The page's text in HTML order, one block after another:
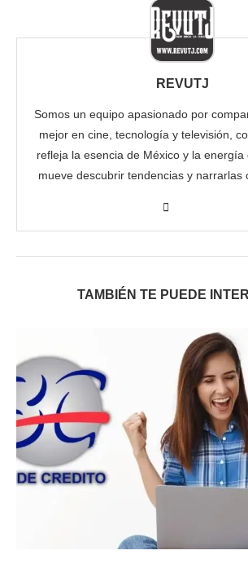
REVUTJ
Somos un equipo apasionado por
mejor en cine, tecnología y televisión,
refleja la esencia de México y la energía
mueve descubrir tendencias y narrarlas
TAMBIÉN TE PUEDE